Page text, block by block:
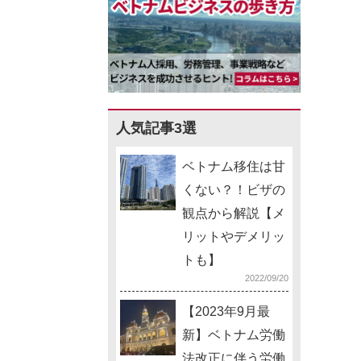
人気記事3選
ベトナム移住は甘
くない？！ビザの
観点から解説【メ
リットやデメリッ
トも】
2022/09/20
【2023年9月最
新】ベトナム労働